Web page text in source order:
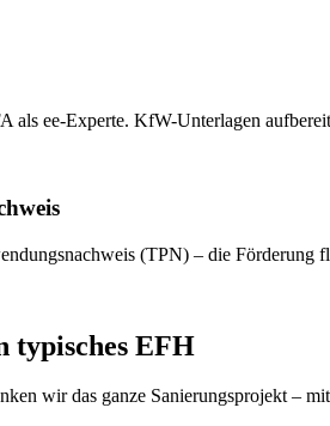
als ee-Experte. KfW-Unterlagen
(TPN) – die Förderung
typisches EFH
wir das ganze Sanierungsprojekt –